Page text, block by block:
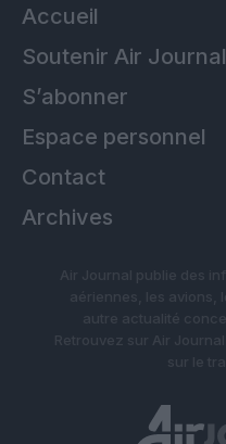
Accueil
Soutenir Air Journal
S’abonner
Espace personnel
Contact
Archives